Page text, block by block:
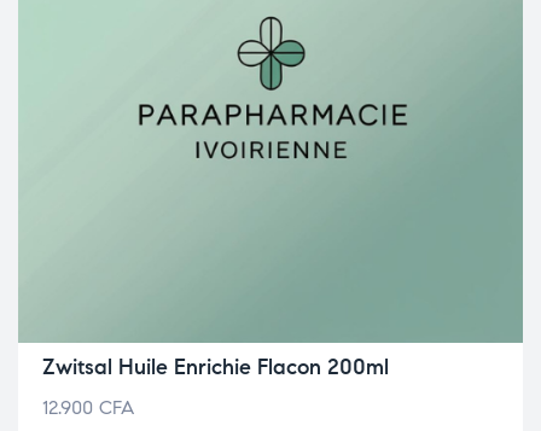
Zwitsal Huile Enrichie Flacon 200ml
12.900 CFA